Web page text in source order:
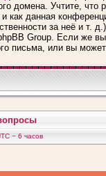
домена. Учтите, что
и как данная
за неё и т.
Group. Если же
письма, или вы
− 6 часов